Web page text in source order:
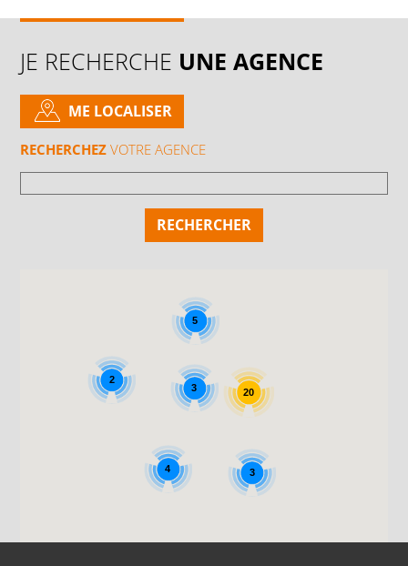
JE RECHERCHE UNE AGENCE
RECHERCHEZ VOTRE AGENCE
ME LOCALISER
20
3
4
5
2
3